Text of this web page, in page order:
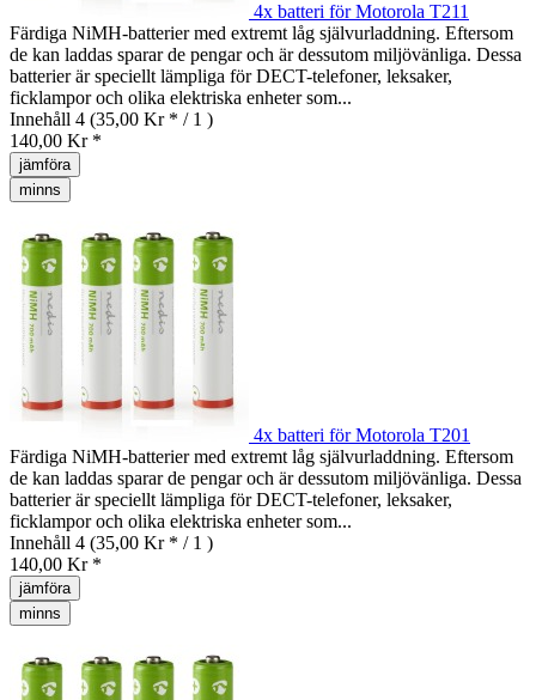
4x batteri för Motorola T211
Färdiga NiMH-batterier med extremt låg självurladdning. Eftersom
de kan laddas sparar de pengar och är dessutom miljövänliga. Dessa
batterier är speciellt lämpliga för DECT-telefoner, leksaker,
ficklampor och olika elektriska enheter som...
Innehåll 4 (35,00 Kr * / 1 )
140,00 Kr *
jämföra
minns
4x batteri för Motorola T201
Färdiga NiMH-batterier med extremt låg självurladdning. Eftersom
de kan laddas sparar de pengar och är dessutom miljövänliga. Dessa
batterier är speciellt lämpliga för DECT-telefoner, leksaker,
ficklampor och olika elektriska enheter som...
Innehåll 4 (35,00 Kr * / 1 )
140,00 Kr *
jämföra
minns